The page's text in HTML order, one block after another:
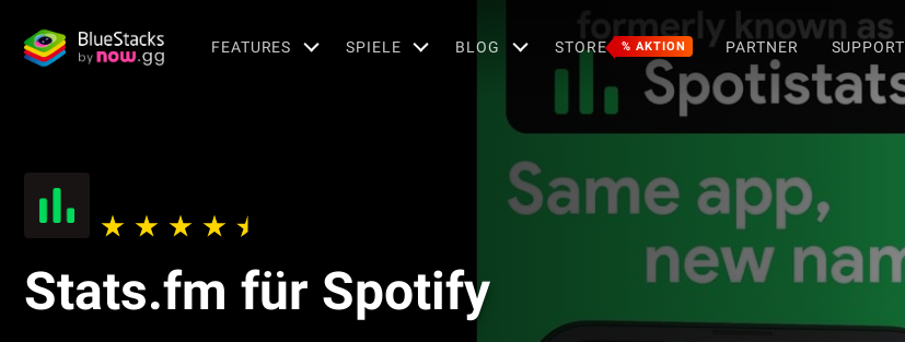
FEATURES SPIELE BLOG STORE % AKTION PARTNER SUPPORT
Stats.fm für Spotify